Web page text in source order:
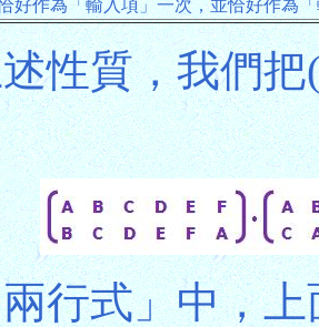
好作為「輸入項」一次，並恰好作為
性質，我們
行式」中，